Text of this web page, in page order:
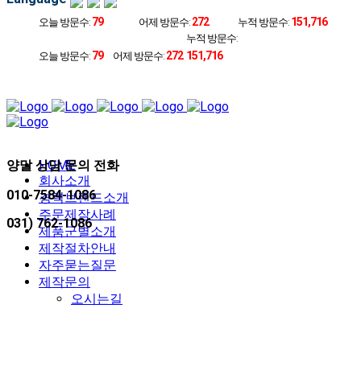
오늘 방문수: 79 어제 방문수: 272 누적 방문수: 151,716
오늘 방문수: 79 어제 방문수: 272
누적 방문수:
151,716
양말 상담 문의 전화
010-7584-1086
031) 762-1086
HOME
회사소개
경력브랜드소개
주문제작사례
제품군별소개
제작절차안내
자주묻는질문
제작문의
오시는길